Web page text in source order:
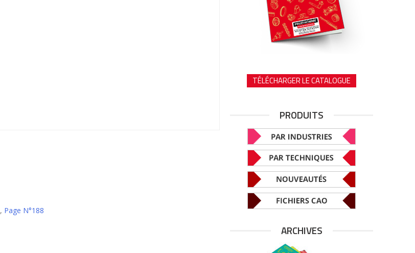
, Page N°188
TÉLÉCHARGER LE CATALOGUE
PRODUITS
ARCHIVES